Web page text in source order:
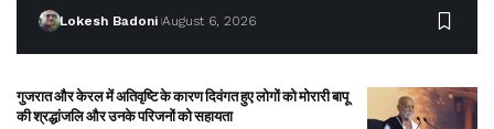
Lokesh Badoni August 6, 2026
गुजरात और केरल में अतिवृष्टि के कारण दिवंगत हुए लोगों को मोरारी बापू
की श्रद्धांजलि और उनके परिजनों को सहायता